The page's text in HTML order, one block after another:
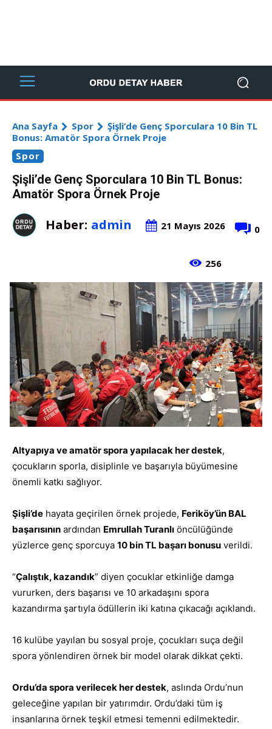
Ana Sayfa Spor
Şişli’de Genç Sporculara 10 Bin TL
Bonus: Amatör Spora Örnek Proje
Spor
Şişli’de Genç Sporculara 10 Bin TL Bonus:
Amatör Spora Örnek Proje
Haber: admin 21 Mayıs 2026 0
256
Altyapıya ve amatör spora yapılacak her destek,
çocukların sporla, disiplinle ve başarıyla büyümesine
önemli katkı sağlıyor.
Şişli’de hayata geçirilen örnek projede, Feriköy’ün BAL
başarısının ardından Emrullah Turanlı öncülüğünde
yüzlerce genç sporcuya 10 bin TL başarı bonusu verildi.
“Çalıştık, kazandık” diyen çocuklar etkinliğe damga
vururken, ders başarısı ve 10 arkadaşını spora
kazandırma şartıyla ödüllerin iki katına çıkacağı açıklandı.
16 kulübe yayılan bu sosyal proje, çocukları suça değil
spora yönlendiren örnek bir model olarak dikkat çekti.
Ordu’da spora verilecek her destek, aslında Ordu’nun
geleceğine yapılan bir yatırımdır. Ordu’daki tüm iş
insanlarına örnek teşkil etmesi temenni edilmektedir.